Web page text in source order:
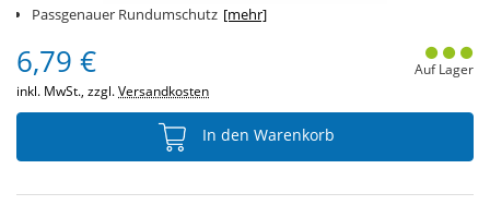
Passgenauer Rundumschutz [mehr]
6,79 €
inkl. MwSt., zzgl.Versandkosten
Auf Lager
In den Warenkorb